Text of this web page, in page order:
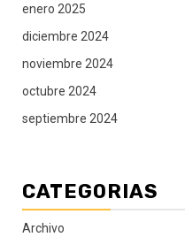
enero 2025
diciembre 2024
noviembre 2024
octubre 2024
septiembre 2024
CATEGORIAS
Archivo